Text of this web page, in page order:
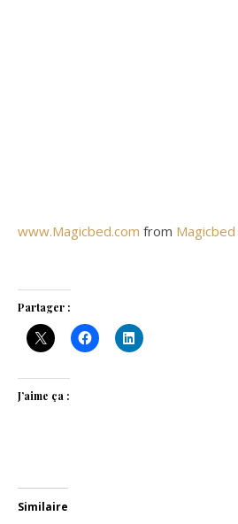
www.Magicbed.com from Magicbed
Partager :
J’aime ça :
Similaire